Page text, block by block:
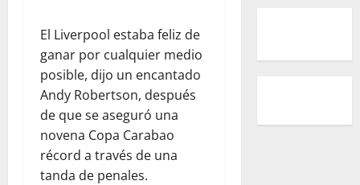
El Liverpool estaba feliz de
ganar por cualquier medio
posible, dijo un encantado
Andy Robertson, después
de que se aseguró una
novena Copa Carabao
récord a través de una
tanda de penales.